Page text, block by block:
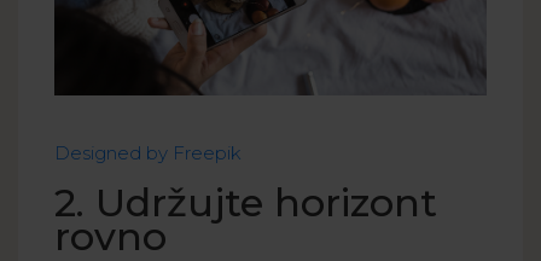
Designed by Freepik
2. Udržujte horizont
rovno